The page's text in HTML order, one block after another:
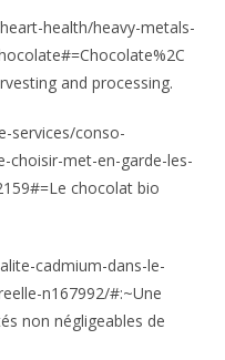
health/heavy-metals-
and processing.
services/conso-
choisir-met-en-garde-les-
chocolat bio
cadmium-dans-le-
n167992/#:~Une
non négligeables de